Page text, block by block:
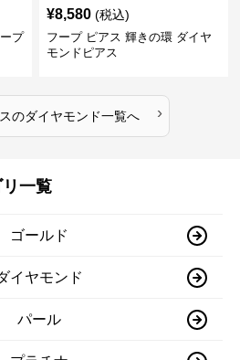
プ
¥8,580 (税込)
フープ ピアス 輝きの環 ダイヤ
モンドピアス
のダイヤモンド一覧へ ›
一覧
ゴールド
イヤモンド
パール